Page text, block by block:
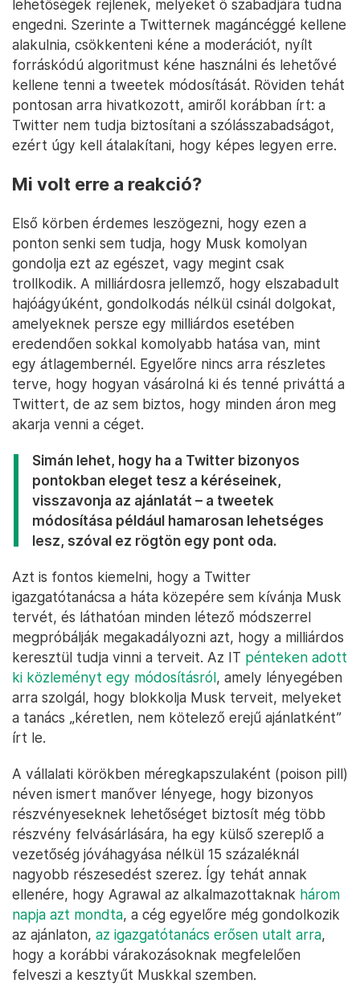
lehetőségek rejlenek, melyeket ő szabadjára tudna
engedni. Szerinte a Twitternek magáncéggé kellene
alakulnia, csökkenteni kéne a moderációt, nyílt
forráskódú algoritmust kéne használni és lehetővé
kellene tenni a tweetek módosítását. Röviden tehát
pontosan arra hivatkozott, amiről korábban írt: a
Twitter nem tudja biztosítani a szólásszabadságot,
ezért úgy kell átalakítani, hogy képes legyen erre.
Mi volt erre a reakció?
Első körben érdemes leszögezni, hogy ezen a
ponton senki sem tudja, hogy Musk komolyan
gondolja ezt az egészet, vagy megint csak
trollkodik. A milliárdosra jellemző, hogy elszabadult
hajóágyúként, gondolkodás nélkül csinál dolgokat,
amelyeknek persze egy milliárdos esetében
eredendően sokkal komolyabb hatása van, mint
egy átlagembernél. Egyelőre nincs arra részletes
terve, hogy hogyan vásárolná ki és tenné priváttá a
Twittert, de az sem biztos, hogy minden áron meg
akarja venni a céget.
Simán lehet, hogy ha a Twitter bizonyos
pontokban eleget tesz a kéréseinek,
visszavonja az ajánlatát – a tweetek
módosítása például hamarosan lehetséges
lesz, szóval ez rögtön egy pont oda.
Azt is fontos kiemelni, hogy a Twitter
igazgatótanácsa a háta közepére sem kívánja Musk
tervét, és láthatóan minden létező módszerrel
megpróbálják megakadályozni azt, hogy a milliárdos
keresztül tudja vinni a terveit. Az IT pénteken adott
ki közleményt egy módosításról, amely lényegében
arra szolgál, hogy blokkolja Musk terveit, melyeket
a tanács „kéretlen, nem kötelező erejű ajánlatként”
írt le.
A vállalati körökben méregkapszulaként (poison pill)
néven ismert manőver lényege, hogy bizonyos
részvényeseknek lehetőséget biztosít még több
részvény felvásárlására, ha egy külső szereplő a
vezetőség jóváhagyása nélkül 15 százaléknál
nagyobb részesedést szerez. Így tehát annak
ellenére, hogy Agrawal az alkalmazottaknak három
napja azt mondta, a cég egyelőre még gondolkozik
az ajánlaton, az igazgatótanács erősen utalt arra,
hogy a korábbi várakozásoknak megfelelően
felveszi a kesztyűt Muskkal szemben.